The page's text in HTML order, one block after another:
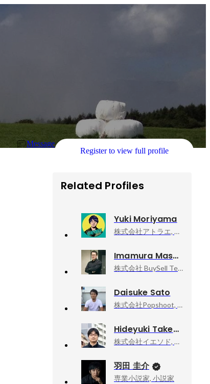
Message
Register to view full profile
Related Profiles
Yuki Moriyama
株式会社アトラエ, wevox事業責任者
Imamura Masayuki
株式会社 BuySell Technologies, 取締役CTO
Daisuke Sato
株式会社Popshoot, Inc, エンジニア
Hideyuki Takeuchi
株式会社イエソド, 代表取締役
羽田 圭介
専業小説家, 小説家